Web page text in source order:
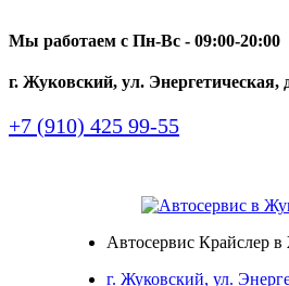
Мы работаем с Пн-Вc - 09:00-20:00
г. Жуковский, ул. Энергетическая,
+7 (910) 425 99-55
Автосервис Крайслер
г. Жуковский, ул.